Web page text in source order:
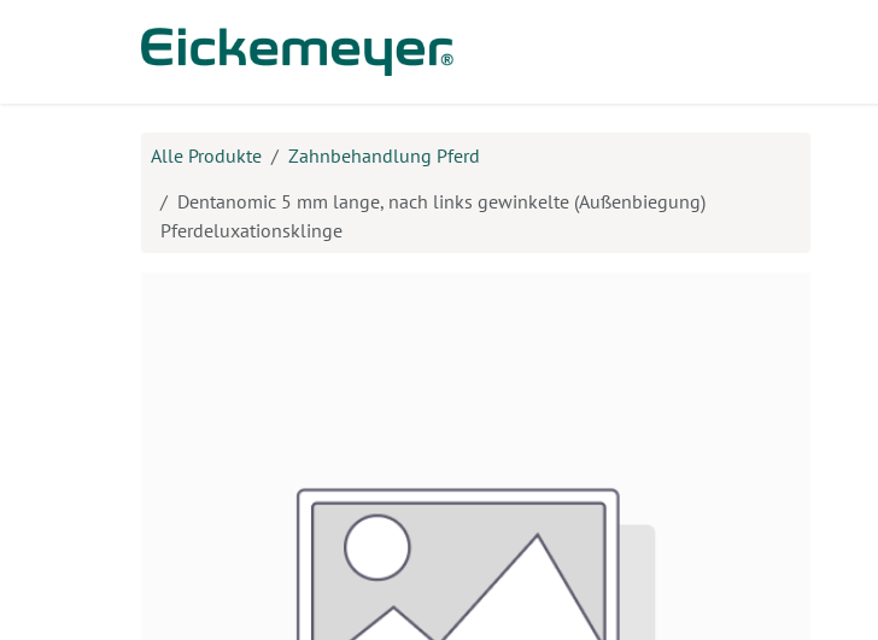
Alle Produkte
Zahnbehandlung Pferd
Dentanomic 5 mm lange, nach links gewinkelte (Außenbiegung)
Pferdeluxationsklinge